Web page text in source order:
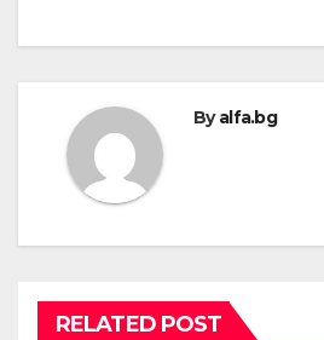
Byalfa.bg
RELATED POST